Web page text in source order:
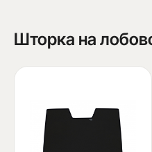
Шторка на